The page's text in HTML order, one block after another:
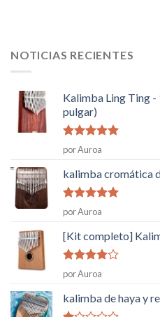
NOTICIAS RECIENTES
Kalimba Ling Ting
pulgar)
Rated5de
5
por Auroa
kalimba cromática
Rated5de
5
por Auroa
[Kit completo]
Rated4
de 5
por Auroa
kalimba de haya y